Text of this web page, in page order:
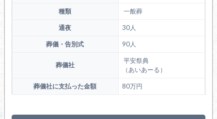
種類 一般葬
通夜 30人
葬儀・告別式 90人
葬儀社
平安祭典
（あいあーる）
葬儀社に支払った金額 80万円